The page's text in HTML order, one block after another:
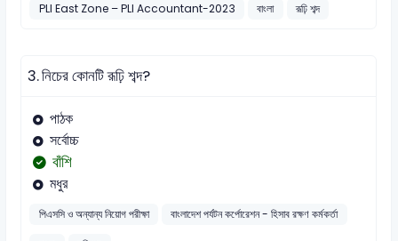
PLI East Zone – PLI Accountant-2023
বাংলা রূঢ়ি শব্দ
3.নিচের কোনটি রূঢ়ি শব্দ?
পাঠক
সর্বোচ্চ
বাঁশি
মধুর
পিএসসি ও অন্যান্য নিয়োগ পরীক্ষা
বাংলাদেশ পর্যটন কর্পোরেশন - হিসাব রক্ষণ কর্মকর্তা